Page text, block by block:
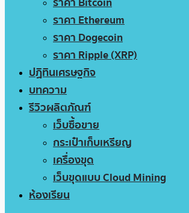
ราคา Ethereum
ราคา Dogecoin
ราคา Ripple (XRP)
ปฏิทินเศรษฐกิจ
บทความ
รีวิวผลิตภัณฑ์
เว็บซื้อขาย
กระเป๋าเก็บเหรียญ
เครื่องขุด
เว็บขุดแบบ Cloud Mining
ห้องเรียน